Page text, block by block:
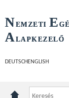
NEMZETI E
ALAPKEZELŐ
DEUTSCH ENGLISH